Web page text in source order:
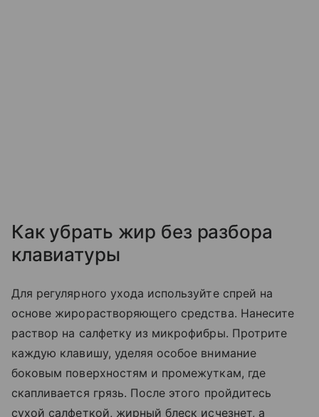
Как убрать жир без разбора
клавиатуры
Для регулярного ухода используйте спрей на
основе жирорастворяющего средства. Нанесите
раствор на салфетку из микрофибры. Протрите
каждую клавишу, уделяя особое внимание
боковым поверхностям и промежуткам, где
скапливается грязь. После этого пройдитесь
сухой салфеткой, жирный блеск исчезнет, а